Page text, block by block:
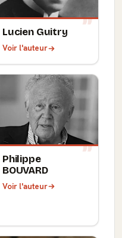
Lucien Guitry
Voir l'auteur
Philippe
BOUVARD
Voir l'auteur